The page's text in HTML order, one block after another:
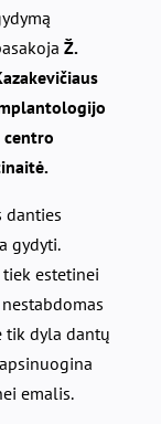
Ž.
centro
danties
gydyti.
estetinei
tik dyla dantų
emalis.